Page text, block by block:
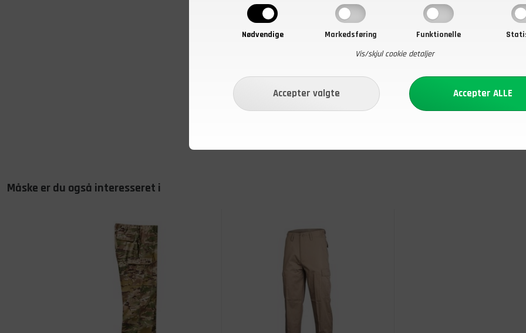
Nødvendige Markedsføring Funktionelle
Vis/skjul cookie detaljer
38
39
41
43
118
120
47
124
Måske er du også interesseret i